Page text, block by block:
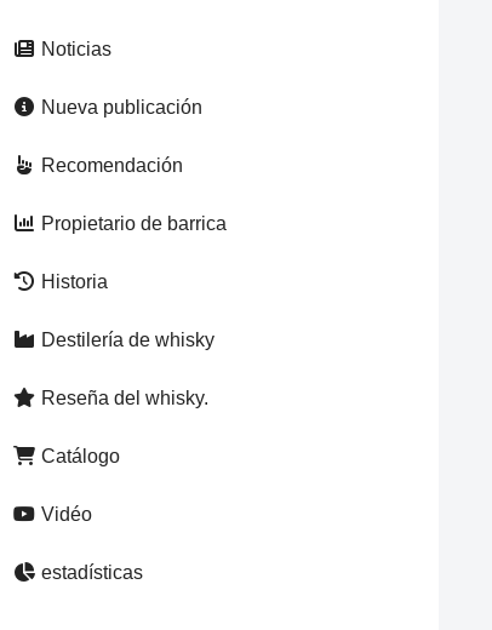
Noticias
Nueva publicación
Recomendación
Propietario de barrica
Historia
Destilería de whisky
Reseña del whisky.
Catálogo
Vidéo
estadísticas